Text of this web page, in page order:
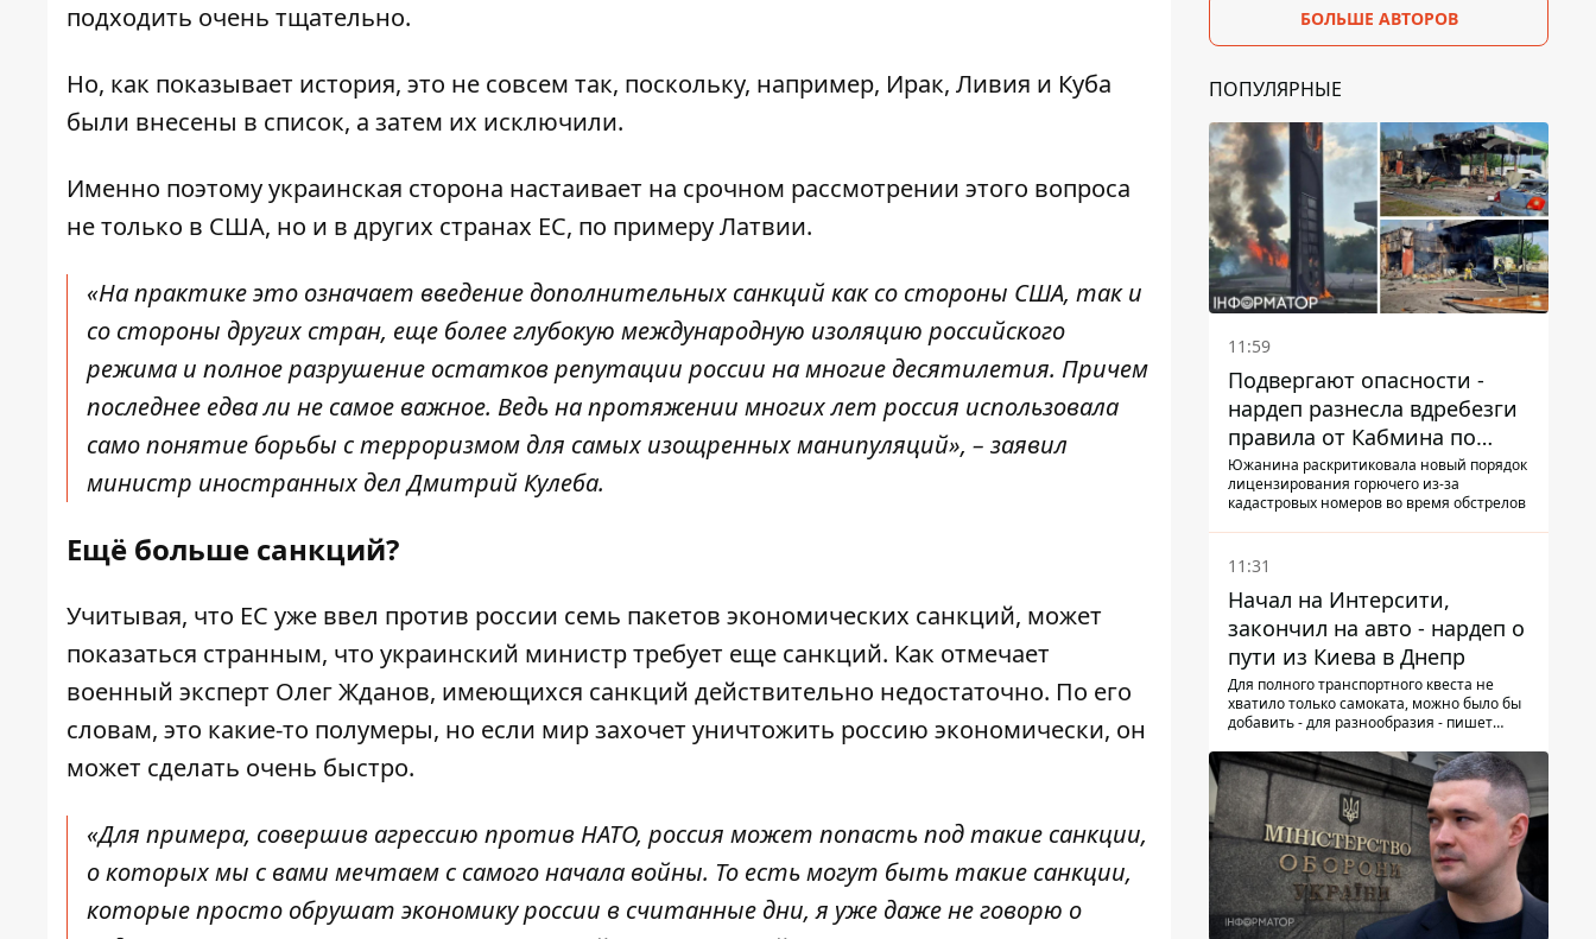
подходить очень тщательно.
Но, как показывает история, это не совсем так, поскольку, например, Ирак, Ливия и Куба
были внесены в список, а затем их исключили.
Именно поэтому украинская сторона настаивает на срочном рассмотрении этого вопроса
не только в США, но и в других странах ЕС, по примеру Латвии.
«На практике это означает введение дополнительных санкций как со стороны США, так и
со стороны других стран, еще более глубокую международную изоляцию российского
режима и полное разрушение остатков репутации россии на многие десятилетия. Причем
последнее едва ли не самое важное. Ведь на протяжении многих лет россия использовала
само понятие борьбы с терроризмом для самых изощренных манипуляций», – заявил
министр иностранных дел Дмитрий Кулеба.
Ещё больше санкций?
Учитывая, что ЕС уже ввел против россии семь пакетов экономических санкций, может
показаться странным, что украинский министр требует еще санкций. Как отмечает
военный эксперт Олег Жданов, имеющихся санкций действительно недостаточно. По его
словам, это какие-то полумеры, но если мир захочет уничтожить россию экономически, он
может сделать очень быстро.
«Для примера, совершив агрессию против НАТО, россия может попасть под такие санкции,
о которых мы с вами мечтаем с самого начала войны. То есть могут быть такие санкции,
которые просто обрушат экономику россии в считанные дни, я уже даже не говорю о
БОЛЬШЕ АВТОРОВ
ПОПУЛЯРНЫЕ
11:59
Подвергают опасности -
нардеп разнесла вдребезги
правила от Кабмина по
хранению горючего
Южанина раскритиковала новый порядок
лицензирования горючего из-за
кадастровых номеров во время обстрелов
11:31
Начал на Интерсити,
закончил на авто - нардеп о
пути из Киева в Днепр
Для полного транспортного квеста не
хватило только самоката, можно было бы
добавить - для разнообразия - пишет